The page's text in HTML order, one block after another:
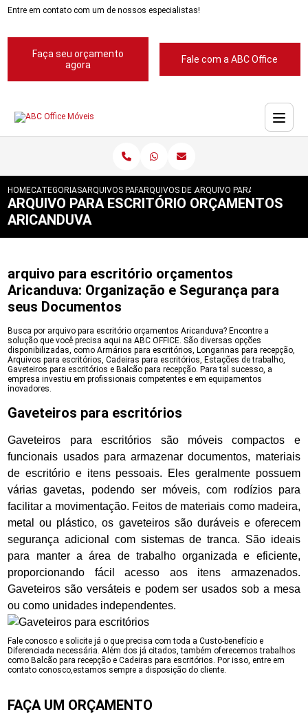
Entre em contato com um de nossos especialistas!
Faça seu orçamento
agora
Fale com a ABC Office
HOMECATEGORIASARQUIVOS PARA ESCRITORIOS
ARQUIVOS DE ACO 4 GAVETAS
ARQUIVO PARA
ARQUIVO PARA ESCRITÓRIO ORÇAMENTOS
ARICANDUVA
arquivo para escritório orçamentos
Aricanduva: Organização e Segurança para
seus Documentos
Busca por arquivo para escritório orçamentos Aricanduva? Encontre a
solução que você precisa aqui na ABC OFFICE. São diversas opções
disponibilizadas, como Armários para escritórios, Longarinas para recepção,
Arquivos para escritórios, Cadeiras para escritórios, Estações de trabalho,
Gaveteiros para escritórios e Balcão para recepção. Para tal sucesso, a
empresa investiu em profissionais competentes e em equipamentos
inovadores.
Gaveteiros para escritórios
Gaveteiros para escritórios são móveis compactos e
funcionais usados para armazenar documentos, materiais
de escritório e itens pessoais. Eles geralmente possuem
várias gavetas, podendo ser móveis, com rodízios para
facilitar a movimentação. Feitos de materiais como madeira,
metal ou plástico, os gaveteiros são duráveis e oferecem
segurança adicional com sistemas de tranca. São ideais
para manter a área de trabalho organizada e eficiente,
proporcionando fácil acesso aos itens armazenados.
Gaveteiros são versáteis e podem ser usados sob a mesa
ou como unidades independentes.
Fale conosco e solicite já o que precisa com toda a Custo-benefício e
Diferenciada necessária. Além dos já citados, também oferecemos trabalhos
como Balcão para recepção e Cadeiras para escritórios. Por isso, entre em
contato conosco,estamos sempre a disposição do cliente.
FAÇA UM ORÇAMENTO